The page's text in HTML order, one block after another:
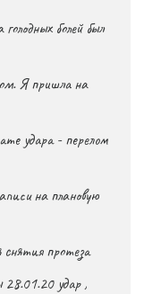
болей был
Я пришла на
удара - перелом
на плановую
протеза
28.01.20 удар ,